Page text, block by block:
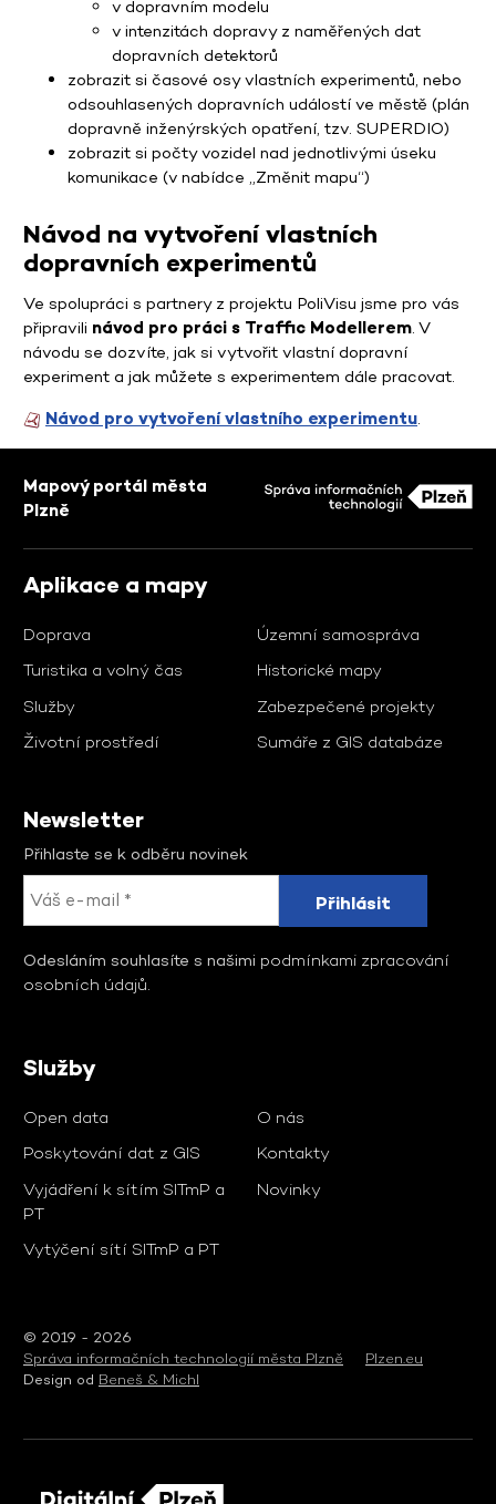
v dopravním modelu
v intenzitách dopravy z naměřených dat
dopravních detektorů
zobrazit si časové osy vlastních experimentů, nebo
odsouhlasených dopravních událostí ve městě (plán
dopravně inženýrských opatření, tzv. SUPERDIO)
zobrazit si počty vozidel nad jednotlivými úseku
komunikace (v nabídce „Změnit mapu“)
Návod na vytvoření vlastních
dopravních experimentů
Ve spolupráci s partnery z projektu PoliVisu jsme pro vás
připravili návod pro práci s Traffic Modellerem. V
návodu se dozvíte, jak si vytvořit vlastní dopravní
experiment a jak můžete s experimentem dále pracovat.
Návod pro vytvoření vlastního experimentu.
Mapový portál města
Plzně
Aplikace a mapy
Doprava
Turistika a volný čas
Služby
Životní prostředí
Územní samospráva
Historické mapy
Zabezpečené projekty
Sumáře z GIS databáze
Newsletter
Přihlaste se k odběru novinek
Odesláním souhlasíte s našimi podmínkami zpracování
osobních údajů
Služby
Open data
Poskytování dat z GIS
Vyjádření k sítím SITmP a
PT
Vytýčení sítí SITmP a PT
O nás
Kontakty
Novinky
© 2019 - 2026
Správa informačních technologií města Plzně
Plzen.eu
Design od Beneš & Michl